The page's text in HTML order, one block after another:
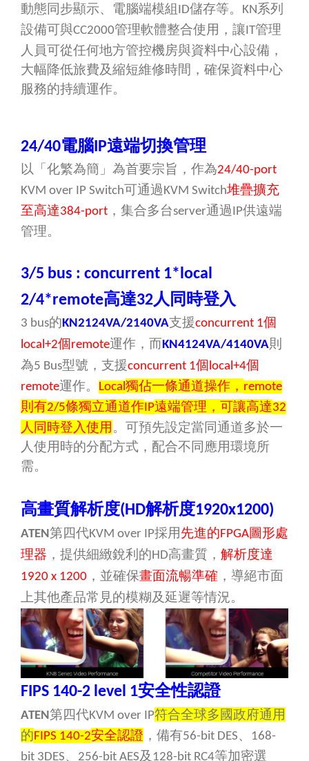
動態同步顯示、電腦端模組 ID儲存等。 KN系列
設備可與CC2000管理軟體整合使用，讓 IT管理
人員可從任何地方管控機房與資料中心設備，
大幅降低旅費及縮短維修時間，確保資料中心
服務的持續運作。
24/40電腦 IP遠端切換管理
以「化繁為簡」為首要宗旨，作為24/40-port
KVM over IP Switch可通過 KVM Switch堆疊擴充
至高達384-port ，集合多台server通過 IP供遠端
管理。
3/5 bus : concurrent 1*local
2/4*remote高達32人同時登入
3 bus的 KN2124VA/2140VA支援concurrent 1個
local+2個remote運作，而 KN4124VA/4140VA則
為5 Bus型號 ，支援concurrent 1個 local+4個
remote運作。 Local 獨佔一條通道操作， remote
則有2/5條獨立通道作 IP遠端管理，可讓高達32
人同時登入使用。可預先設定當同通道多於一
人使用時的分配方式，配合不同應用環境所
需。
高畫質解析度(HD解析度1920x1200)
ATEN 第四代KVM over IP採用先進的 FPGA圖形處
理器 ，提供細緻銳利的 HD高畫質， 解析度達
1920 x 1200 ，並確保畫面流暢準確 ，導絕市面
上其他產品常見的模糊及延遲等情況。
FIPS 140-2 level 1安全性認證
ATEN 第四代KVM over IP符合全球多國政府通用
的 FIPS 140-2安全認證 ，備有56-bit DES、
168-
bit 3DES、 256-bit AES及 128-bit RC4等加密選